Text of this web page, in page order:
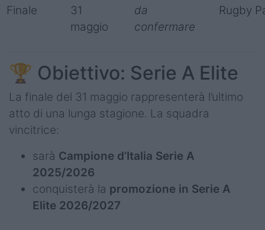
Finale
31
maggio
da
confermare
Rugby
🏆 Obiettivo: Serie A Elite
La finale del 31 maggio rappresenterà l’ultimo
atto di una lunga stagione. La squadra
vincitrice:
sarà Campione d’Italia Serie A
2025/2026
conquisterà la promozione in Serie A
Elite 2026/2027